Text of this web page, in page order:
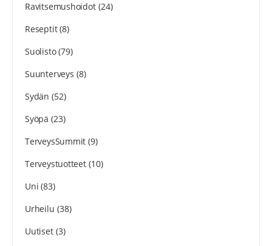
Ravitsemushoidot(24)
Reseptit(8)
Suolisto(79)
Suunterveys (8)
Sydän (52)
Syöpä (23)
TerveysSummit (9)
Terveystuotteet(10)
Uni (83)
Urheilu (38)
Uutiset(3)